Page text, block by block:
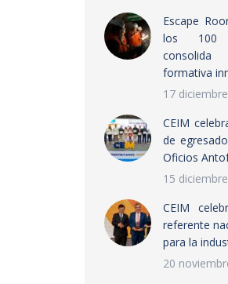
Escape
los 100
formativa
17
CEIM
de
Oficios
15
CEIM
referente
para la
20